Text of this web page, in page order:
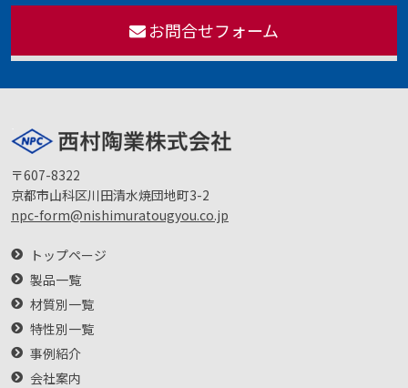
お問合せフォーム
〒607-8322
京都市山科区川田清水焼団地町3-2
npc-form@nishimuratougyou.co.jp
トップページ
製品一覧
材質別一覧
特性別一覧
事例紹介
会社案内